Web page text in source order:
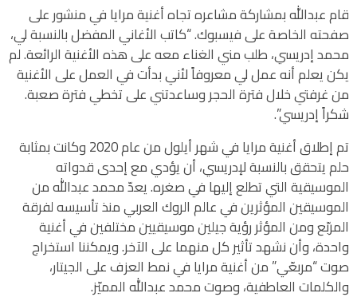
قام عبدالله بمشاركة مشاعره تجاه أغنية مرايا في منشور على
صفحته الخاصة على فيسبوك. “كاتب الأغاني المفضل بالنسبة لي،
محمد إدريسي، طلب مني الغناء معه على هذه الأغنية الرائعة. لم
يكن يعلم أنه عمل لي معروفاً لأني بدأت في العمل على الأغنية
من غرفتي خلال فترة الحجر وساعدتني على تخطي فترة صعبة.
شكراً إدريسي”.
تم إطلاق أغنية مرايا في شهر أيلول من عام 2020 وكانت بمثابة
حلم يتحقق بالنسبة لإدريسي، أن يؤدي مع إحدى قدواته
الموسيقية التي تطلع إليها في صغره. يعدّ محمد عبدالله من
الموسيقين المؤثرين في عالم الروك العربي منذ تأسيسه لفرقة
المربّع ومن المؤثر رؤية جيلين موسيقيين مختلفين في أغنية
واحدة، وأن نشهد تأثير كل منهما على الآخر. ويمكننا استخراج
صوت “مربعّي” من أغنية مرايا في نمط العزف على الجيتار،
والكلمات العاطفية، وصوت محمد عبدالله المميّز.